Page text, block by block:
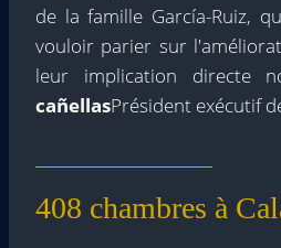
de la famille García-Ruiz,
vouloir parier sur
leur implication directe
cañellasPrésident exécutif
408 chambres à